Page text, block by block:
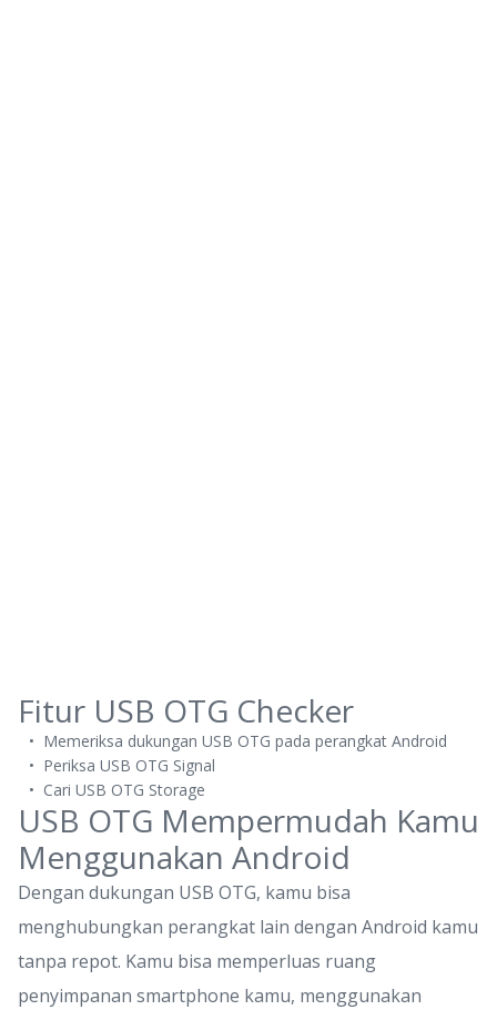
Fitur USB OTG Checker
Memeriksa dukungan USB OTG pada perangkat Android
Periksa USB OTG Signal
Cari USB OTG Storage
USB OTG Mempermudah Kamu
Menggunakan Android
Dengan dukungan USB OTG, kamu bisa
menghubungkan perangkat lain dengan Android kamu
tanpa repot. Kamu bisa memperluas ruang
penyimpanan smartphone kamu, menggunakan